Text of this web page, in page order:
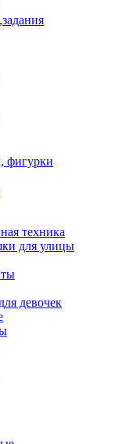
фигурки
техника
для улицы
девочек